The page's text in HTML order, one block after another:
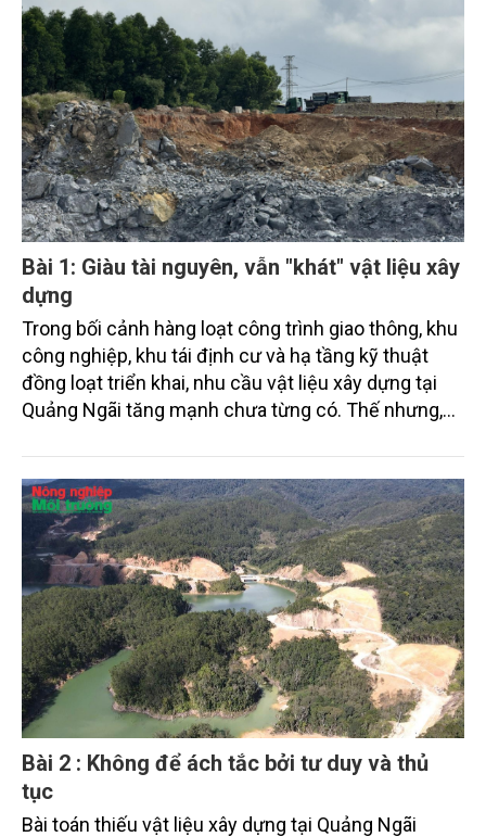
Bài 1: Giàu tài nguyên, vẫn "khát" vật liệu xây
dựng
Trong bối cảnh hàng loạt công trình giao thông, khu
công nghiệp, khu tái định cư và hạ tầng kỹ thuật
đồng loạt triển khai, nhu cầu vật liệu xây dựng tại
Quảng Ngãi tăng mạnh chưa từng có. Thế nhưng,
khá dồi dào, nhiều dự án vẫn phải thi công cầm
chừng vì thiếu đất san lấp, cát và đá xây dựng.
Nghịch lý ấy cho thấy bài toán đặt ra không còn là
tìm kiếm tài nguyên, mà là làm thế nào để nguồn tài
nguyên sẵn có trở thành nguồn lực phục vụ phát
triển.
Bài 2 : Không để ách tắc bởi tư duy và thủ
tục
Bài toán thiếu vật liệu xây dựng tại Quảng Ngãi